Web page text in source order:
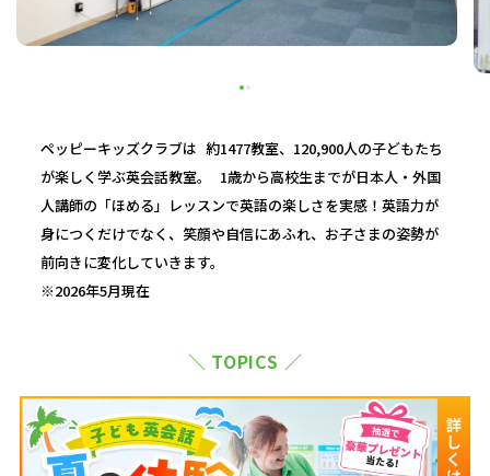
ペッピーキッズクラブは 約1477教室、120,900人の子どもたち
が楽しく学ぶ英会話教室。 1歳から高校生までが日本人・外国
人講師の「ほめる」レッスンで英語の楽しさを実感！英語力が
身につくだけでなく、笑顔や自信にあふれ、お子さまの姿勢が
前向きに変化していきます。
※2026年5月現在
＼ TOPICS ／